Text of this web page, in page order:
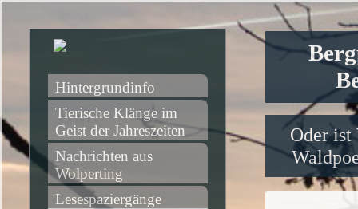
Oder ist
Hintergrundinfo
Tierische Klänge im
Geist der Jahreszeiten
Nachrichten aus
Wolperting
Lesespaziergänge